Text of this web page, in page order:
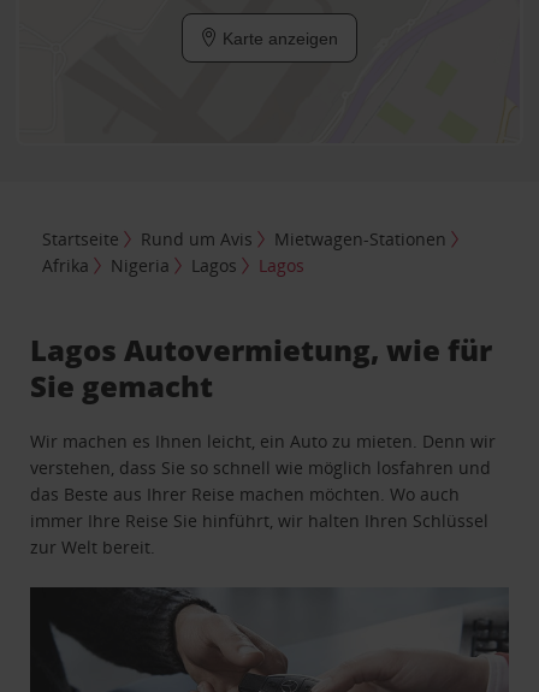
Karte anzeigen
Startseite Rund um Avis
Mietwagen-Stationen
Afrika
Nigeria Lagos Lagos
Lagos Autovermietung, wie für
Sie gemacht
Wir machen es Ihnen leicht, ein Auto zu mieten. Denn wir
verstehen, dass Sie so schnell wie möglich losfahren und
das Beste aus Ihrer Reise machen möchten. Wo auch
immer Ihre Reise Sie hinführt, wir halten Ihren Schlüssel
zur Welt bereit.